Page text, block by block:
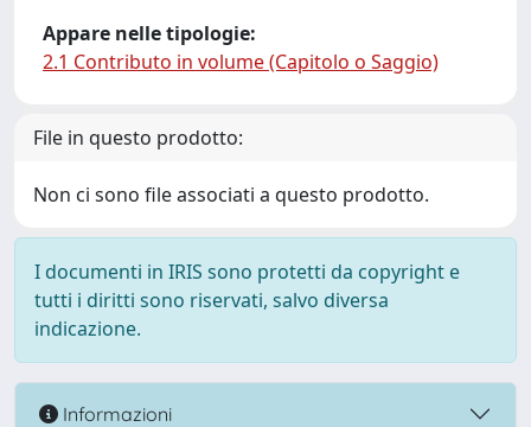
Appare nelle tipologie:
2.1 Contributo in volume (Capitolo o Saggio)
File in questo prodotto:
Non ci sono file associati a questo prodotto.
I documenti in IRIS sono protetti da copyright e
tutti i diritti sono riservati, salvo diversa
indicazione.
Informazioni